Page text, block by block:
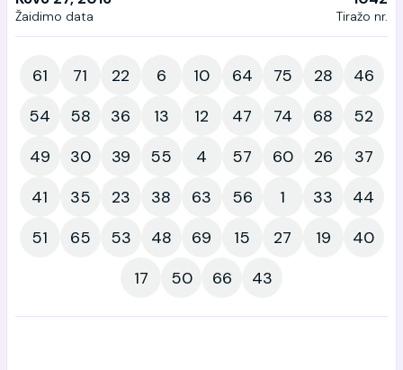
Žaidimo data Tiražo nr.
61 71 22 6 10 64 75 28
46
54
58 36 13 12 47 74 68
52
49
30 39 55 4 57 60 26
37
41
35 23 38 63 56 1 33
44
51
65 53 48 69 15 27 19
40
17
50 66 43